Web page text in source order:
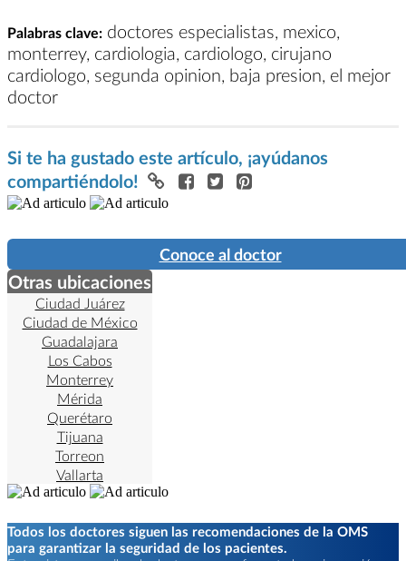
Palabras clave: doctores especialistas, mexico,
monterrey, cardiologia, cardiologo, cirujano
cardiologo, segunda opinion, baja presion, el mejor
doctor
Si te ha gustado este artículo, ¡ayúdanos
compartiéndolo!
Conoce al doctor
Otras ubicaciones
Ciudad Juárez
Ciudad de México
Guadalajara
Los Cabos
Monterrey
Mérida
Querétaro
Tijuana
Torreon
Vallarta
Todos los doctores siguen las recomendaciones de la OMS
para garantizar la seguridad de los pacientes.